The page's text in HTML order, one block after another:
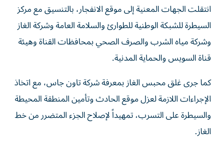
انتقلت الجهات المعنية إلى موقع الانفجار، بالتنسيق مع مركز
السيطرة للشبكة الوطنية للطوارئ والسلامة العامة وشركة الغاز
وشركة مياه الشرب والصرف الصحي بمحافظات القناة وهيئة
قناة السويس والحماية المدنية.
كما جرى غلق محبس الغاز بمعرفة شركة تاون جاس، مع اتخاذ
الإجراءات اللازمة لعزل موقع الحادث وتأمين المنطقة المحيطة
والسيطرة على التسرب، تمهيداً لإصلاح الجزء المتضرر من خط
الغاز.